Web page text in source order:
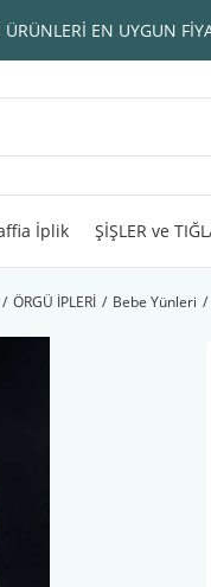
ÜRÜNLERİ EN UYGUN
İplik ŞİŞLER ve
ÖRGÜ İPLERİ Bebe Yünleri